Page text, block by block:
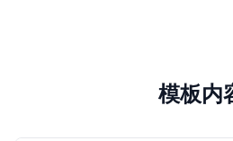
模板内